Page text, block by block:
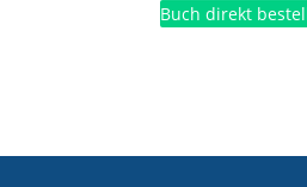
Buch direkt